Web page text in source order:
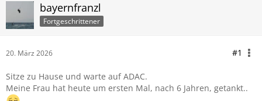
bayernfranzl
Fortgeschrittener
20. März 2026 #1
Sitze zu Hause und warte auf ADAC.
Meine Frau hat heute um ersten Mal, nach 6 Jahren, getankt..